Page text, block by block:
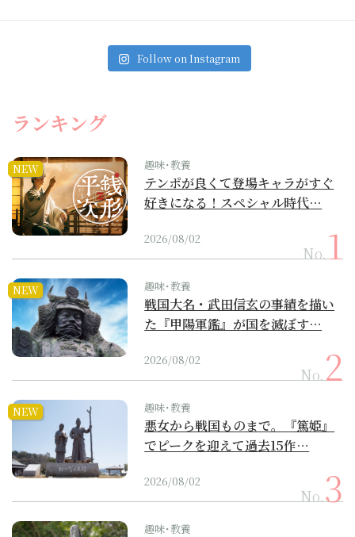
Follow on Instagram
ランキング
NEW 趣味･教養
テンポが良くて登場キャラがすぐ
好きになる！スペシャル時代…
2026/08/02
No.
NEW 趣味･教養
戦国大名・武田信玄の事績を描い
た『甲陽軍鑑』が国を滅ぼす…
2026/08/02
No.
NEW 趣味･教養
悪女から戦国ものまで。『篤姫』
でピークを迎えて過去15作…
2026/08/02
No.
趣味･教養